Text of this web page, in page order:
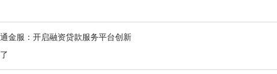
金服：开启融资贷款服务平台创新